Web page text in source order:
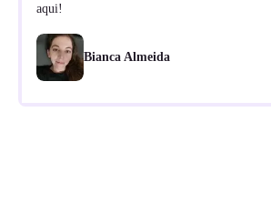
aqui!
Bianca Almeida